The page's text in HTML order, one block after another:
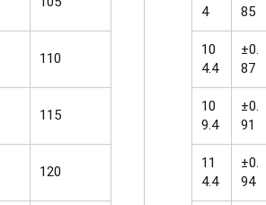
4
85
110
10
4.4
±0.
87
115
10
9.4
±0.
91
120
11
4.4
±0.
94